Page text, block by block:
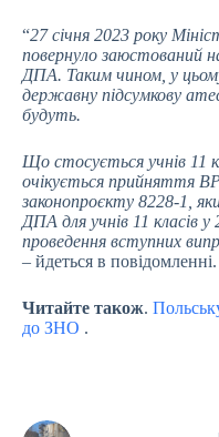
“27 січня 2023 року
повернуло заюстований
ДПА. Таким чином, у цьому
державну підсумкову
будуть.
Що стосується учнів 11
очікується прийняття
законопроєкту 8228-1,
ДПА для учнів 11 класів
проведення вступних
– йдеться в повідомленні.
Читайте також.
до ЗНО .